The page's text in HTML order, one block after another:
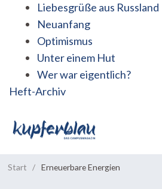
Liebesgrüße aus Russland
Neuanfang
Optimismus
Unter einem Hut
Wer war eigentlich?
Heft-Archiv
Start / Erneuerbare Energien